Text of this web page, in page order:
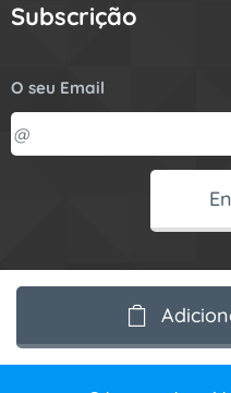
Subscrição
O seu Email